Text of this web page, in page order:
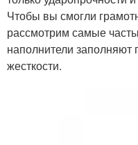
Чтобы вы смогли
рассмотрим самые
наполнители
жесткости.